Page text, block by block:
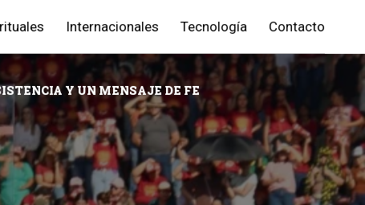
Internacionales Tecnología Contacto
Y UN MENSAJE DE FE